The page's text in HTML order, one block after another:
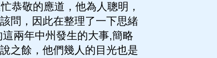
恭敬的應道，他為人聰明，
問，因此在整理了一下思緒
兩年中州發生的大事,簡略
之餘，他們幾人的目光也是